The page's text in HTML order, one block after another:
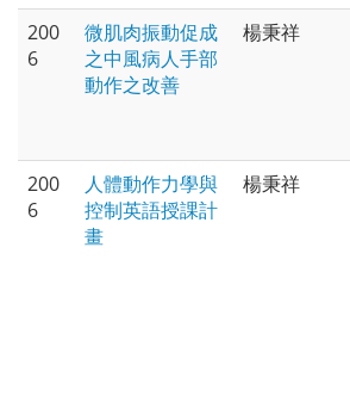
200
6
微肌肉振動促成
之中風病人手部
動作之改善
楊秉祥
200
6
人體動作力學與
控制英語授課計
畫
楊秉祥